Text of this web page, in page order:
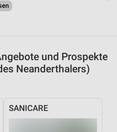
und Prospekte
Neanderthalers)
SANICARE